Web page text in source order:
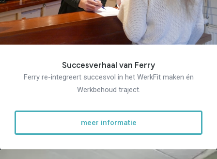
Succesverhaal van Ferry
Ferry re-integreert succesvol in het WerkFit maken én
Werkbehoud traject.
meer informatie